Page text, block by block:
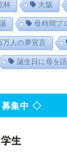
杯 大阪
母時間プ
万人の夢宣言
誕生日に母を
集中 ◇